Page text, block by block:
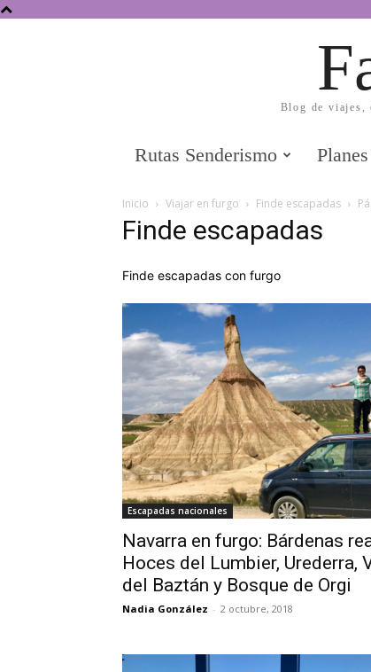
Blog de viajes,
Rutas Senderismo Planes
Inicio Viajar en furgo Finde escapadas
Finde escapadas
Finde escapadas con furgo
Escapadas nacionales
Navarra en furgo: Bárdenas
Hoces del Lumbier, Urederra,
del Baztán y Bosque de Orgi
Nadia González - 2 octubre, 2018